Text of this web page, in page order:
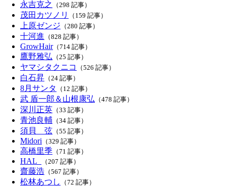
永吉克之 （298 記事）
茂田カツノリ （159 記事）
上原ゼンジ （280 記事）
十河進 （828 記事）
GrowHair（714 記事）
鷹野雅弘 （25 記事）
ヤマシタクニコ （526 記事）
白石昇 （24 記事）
8月サンタ （12 記事）
武 盾一郎＆山根康弘 （478 記事）
深川正英 （33 記事）
青池良輔 （34 記事）
須貝 弦 （55 記事）
Midori （329 記事）
高橋里季 （71 記事）
HAL_ （207 記事）
齋藤浩 （567 記事）
松林あつし （72 記事）